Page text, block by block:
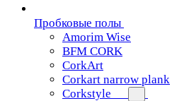
Пробковые полы
Amorim Wise
BFM CORK
CorkArt
Corkart narrow plank
Corkstyle